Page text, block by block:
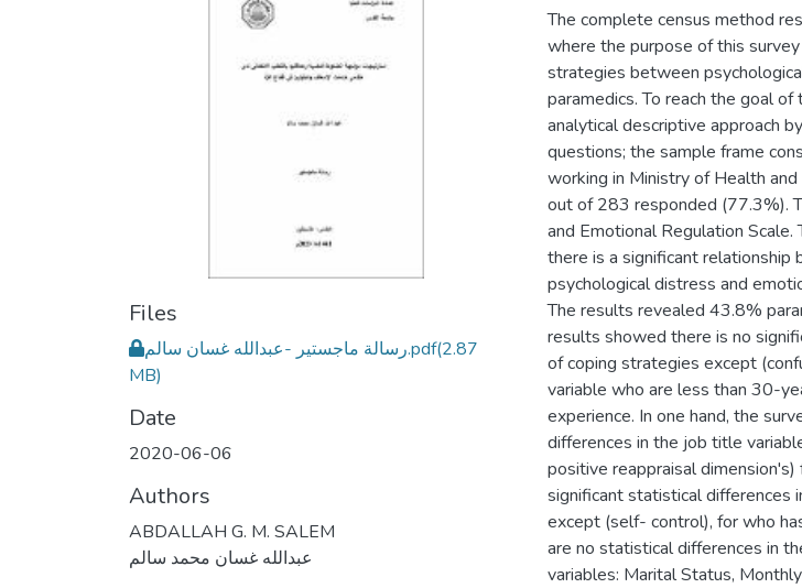
Files
رسالة ماجستير -عبدالله غسان سالم.pdf(2.87
MB)
Date
2020-06-06
Authors
ABDALLAH G. M. SALEM
عبدالله غسان محمد سالم
The complete census method
where the purpose of this
strategies between
paramedics. To reach the goal
analytical descriptive approach
questions; the sample frame
working in Ministry of Health
out of 283 responded (77.3%).
and Emotional Regulation
there is a significant
psychological distress and
The results revealed 43.8%
results showed there is no
of coping strategies except
variable who are less than 30-
experience. In one hand, the
differences in the job title
positive reappraisal
significant statistical differences
except (self- control), for who
are no statistical differences in
variables: Marital Status,